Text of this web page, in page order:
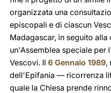
organizzata una
episcopali e di ciascun
Madagascar, in seguito
un'Assemblea speciale per
Vescovi. Il 6 Gennaio 1989,
dell'Epifania — ricorrenza
quale la Chiesa prende